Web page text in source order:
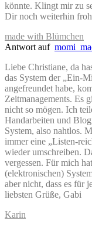
könnte. Klingt mir zu
Dir noch weiterhin
made with Blümchen
Antwort auf
Liebe Christiane, da
das System der „Ein-
angefreundet habe,
Zeitmanagements. Es
nicht so mögen. Ich
Handarbeiten und
System, also nahtlos.
immer eine „Listen-
wieder umschreiben.
vergessen. Für mich
(elektronischen)
aber nicht, dass es für
liebsten Grüße, Gabi
Karin